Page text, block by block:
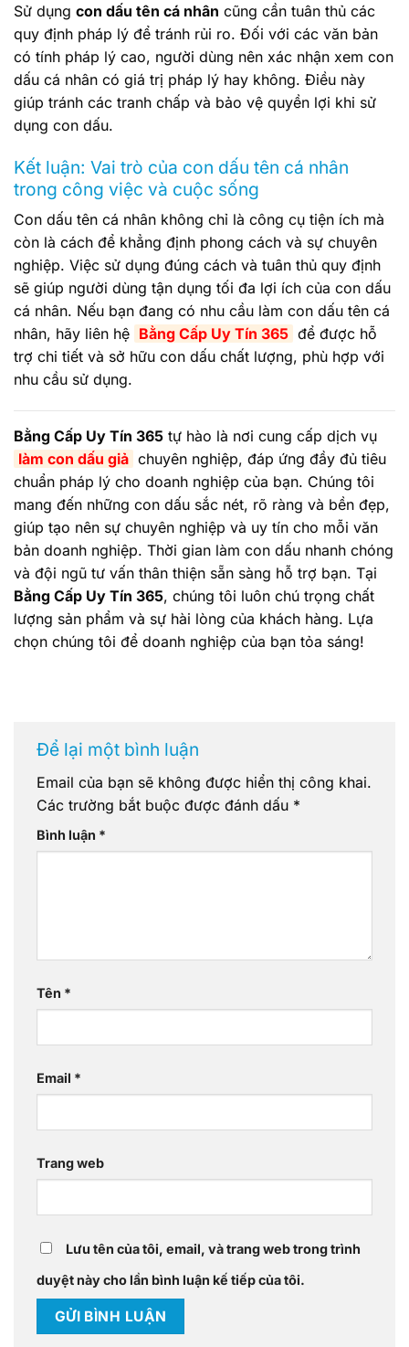
Sử dụng con dấu tên cá nhân cũng cần tuân thủ các
quy định pháp lý để tránh rủi ro. Đối với các văn bản
có tính pháp lý cao, người dùng nên xác nhận xem con
dấu cá nhân có giá trị pháp lý hay không. Điều này
giúp tránh các tranh chấp và bảo vệ quyền lợi khi sử
dụng con dấu.
Kết luận: Vai trò của con dấu tên cá nhân
trong công việc và cuộc sống
Con dấu tên cá nhân không chỉ là công cụ tiện ích mà
còn là cách để khẳng định phong cách và sự chuyên
nghiệp. Việc sử dụng đúng cách và tuân thủ quy định
sẽ giúp người dùng tận dụng tối đa lợi ích của con dấu
cá nhân. Nếu bạn đang có nhu cầu làm con dấu tên cá
nhân, hãy liên hệ Bằng Cấp Uy Tín 365 để được hỗ
trợ chi tiết và sở hữu con dấu chất lượng, phù hợp với
nhu cầu sử dụng.
Bằng Cấp Uy Tín 365 tự hào là nơi cung cấp dịch vụ
làm con dấu giả chuyên nghiệp, đáp ứng đầy đủ tiêu
chuẩn pháp lý cho doanh nghiệp của bạn. Chúng tôi
mang đến những con dấu sắc nét, rõ ràng và bền đẹp,
giúp tạo nên sự chuyên nghiệp và uy tín cho mỗi văn
bản doanh nghiệp. Thời gian làm con dấu nhanh chóng
và đội ngũ tư vấn thân thiện sẵn sàng hỗ trợ bạn. Tại
Bằng Cấp Uy Tín 365, chúng tôi luôn chú trọng chất
lượng sản phẩm và sự hài lòng của khách hàng. Lựa
chọn chúng tôi để doanh nghiệp của bạn tỏa sáng!
Để lại một bình luận
Email của bạn sẽ không được hiển thị công khai.
Các trường bắt buộc được đánh dấu *
Bình luận *
Tên *
Email *
Trang web
Lưu tên của tôi, email, và trang web trong trình
duyệt này cho lần bình luận kế tiếp của tôi.